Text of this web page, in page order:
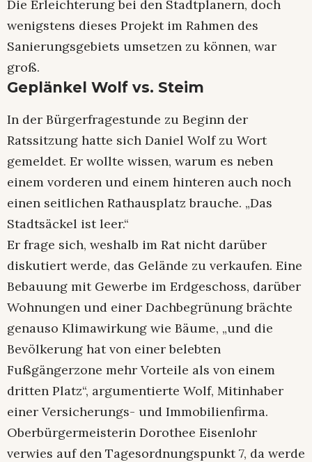
Die Erleichterung bei den Stadtplanern, doch
wenigstens dieses Projekt im Rahmen des
Sanierungsgebiets umsetzen zu können, war
groß.
Geplänkel Wolf vs. Steim
In der Bürgerfragestunde zu Beginn der
Ratssitzung hatte sich Daniel Wolf zu Wort
gemeldet. Er wollte wissen, warum es neben
einem vorderen und einem hinteren auch noch
einen seitlichen Rathausplatz brauche. „Das
Stadtsäckel ist leer.“
Er frage sich, weshalb im Rat nicht darüber
diskutiert werde, das Gelände zu verkaufen. Eine
Bebauung mit Gewerbe im Erdgeschoss, darüber
Wohnungen und einer Dachbegrünung brächte
genauso Klimawirkung wie Bäume, „und die
Bevölkerung hat von einer belebten
Fußgängerzone mehr Vorteile als von einem
dritten Platz“, argumentierte Wolf, Mitinhaber
einer Versicherungs- und Immobilienfirma.
Oberbürgermeisterin Dorothee Eisenlohr
verwies auf den Tagesordnungspunkt 7, da werde